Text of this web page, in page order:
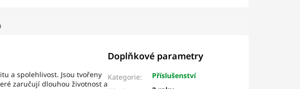
a spolehlivost. Jsou tvořeny
zaručují dlouhou životnost a
Doplňkové parametry
Kategorie:
Příslušenství